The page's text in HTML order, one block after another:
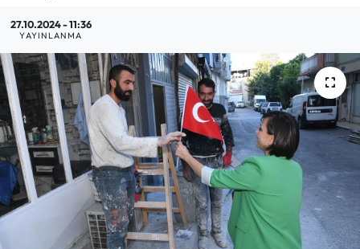
27.10.2024 - 11:36
YAYINLANMA